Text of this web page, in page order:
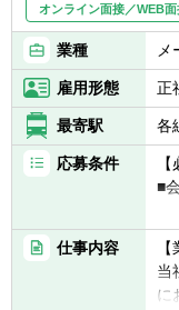
ッ
シ
よ
所
そ
が
フ
た
・
・
援
・
幹
・
【
オンライン面接／WEB面
業種 メ
雇用形態 正
最寄駅 各
応募条件
■
【
■
※
仕事内容
当
に